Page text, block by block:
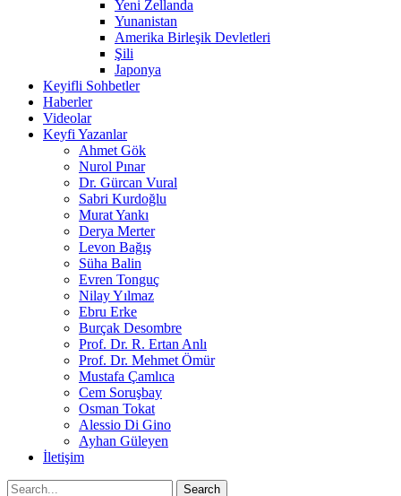
Yeni Zellanda
Yunanistan
Amerika Birleşik Devletleri
Şili
Japonya
Keyifli Sohbetler
Haberler
Videolar
Keyfi Yazanlar
Ahmet Gök
Nurol Pınar
Dr. Gürcan Vural
Sabri Kurdoğlu
Murat Yankı
Derya Merter
Levon Bağış
Süha Balin
Evren Tonguç
Nilay Yılmaz
Ebru Erke
Burçak Desombre
Prof. Dr. R. Ertan Anlı
Prof. Dr. Mehmet Ömür
Mustafa Çamlıca
Cem Soruşbay
Osman Tokat
Alessio Di Gino
Ayhan Güleyen
İletişim